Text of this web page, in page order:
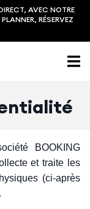
AVEC NOTRE
RÉSERVEZ
BOOKING
et traite les
(ci-après